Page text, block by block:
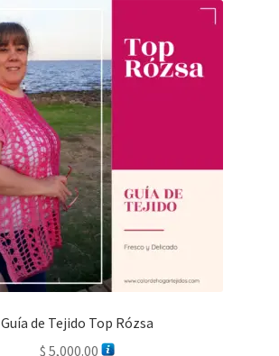
Guía de Tejido Top Rózsa
$ 5,000.00